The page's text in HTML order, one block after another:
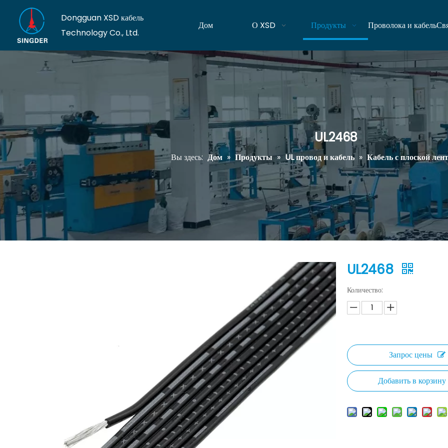
Dongguan XSD кабель
Technology Co., Ltd.
Дом О XSD Продукты Проволока и кабель
UL2468
Вы здесь: Дом » Продукты » UL провод и кабель » Кабель с плоской
UL2468
Количество:
Запрос цены
Добавить в корзину